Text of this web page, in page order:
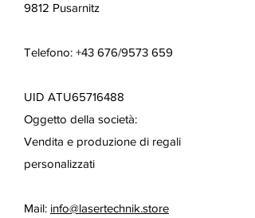
9812 Pusarnitz
Telefono: +43 676/9573 659
UID ATU65716488
Oggetto della società:
Vendita e produzione di regali
personalizzati
Mail: info@lasertechnik.store